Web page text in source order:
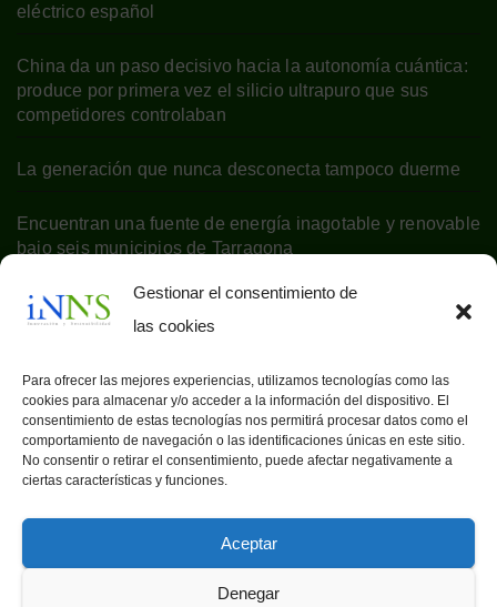
Gestionar el consentimiento de
las cookies
Para ofrecer las mejores experiencias, utilizamos tecnologías como las
cookies para almacenar y/o acceder a la información del dispositivo. El
consentimiento de estas tecnologías nos permitirá procesar datos como el
comportamiento de navegación o las identificaciones únicas en este sitio.
No consentir o retirar el consentimiento, puede afectar negativamente a
ciertas características y funciones.
Aceptar
Denegar
eléctrico español
China da un paso decisivo hacia la autonomía cuántica:
produce por primera vez el silicio ultrapuro que sus
competidores controlaban
La generación que nunca desconecta tampoco duerme
Encuentran una fuente de energía inagotable y renovable
bajo seis municipios de Tarragona